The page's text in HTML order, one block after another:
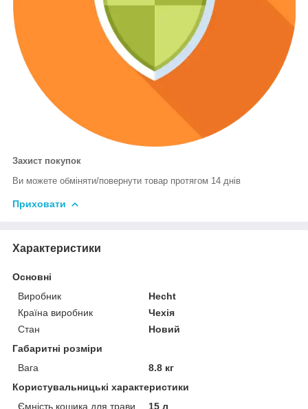
Захист покупок
Ви можете обміняти/повернути товар протягом 14 днів
Приховати
Характеристики
Основні
Виробник
Hecht
Країна виробник
Чехія
Стан
Новий
Габаритні розміри
Вага
8.8 кг
Користувальницькі характеристики
Ємність кошика для трави
15 л